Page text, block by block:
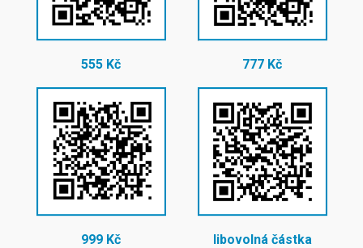
555 Kč 777 Kč
999 Kč libovolná částka